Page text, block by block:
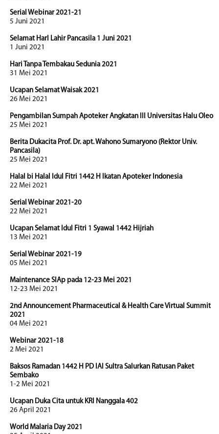
Serial Webinar 2021-21
5 Juni 2021
Selamat HarI Lahir Pancasila 1 Juni 2021
1 Juni 2021
Hari Tanpa Tembakau Sedunia 2021
31 Mei 2021
Ucapan Selamat Waisak 2021
26 Mei 2021
Pengambilan Sumpah Apoteker Angkatan III Universitas Halu Oleo
25 Mei 2021
Berita Dukacita Prof. Dr. apt. Wahono Sumaryono (Rektor Univ.
Pancasila)
25 Mei 2021
Halal bi Halal Idul Fitri 1442 H Ikatan Apoteker Indonesia
22 Mei 2021
Serial Webinar 2021-20
22 Mei 2021
Ucapan Selamat Idul Fitri 1 Syawal 1442 Hijriah
13 Mei 2021
Serial Webinar 2021-19
05 Mei 2021
Maintenance SIAp pada 12-23 Mei 2021
12-23 Mei 2021
2nd Announcement Pharmaceutical & Health Care Virtual Summit
2021
04 Mei 2021
Webinar 2021-18
2 Mei 2021
Baksos Ramadan 1442 H PD IAI Sultra Salurkan Ratusan Paket
Sembako
1-2 Mei 2021
Ucapan Duka Cita untuk KRI Nanggala 402
26 April 2021
World Malaria Day 2021